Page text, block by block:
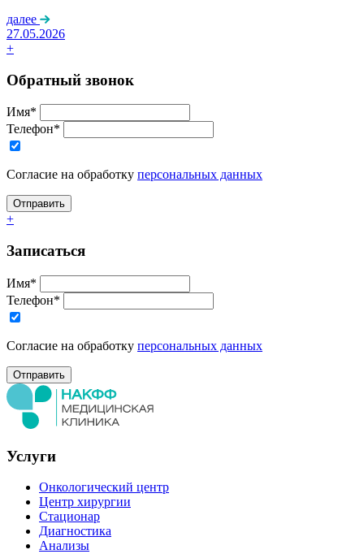
далее
27.05.2026
+
Обратный звонок
Имя*
Телефон*
Согласие на обработку персональных данных
+
Записаться
Имя*
Телефон*
Согласие на обработку персональных данных
Услуги
Онкологический центр
Центр хирургии
Стационар
Диагностика
Анализы